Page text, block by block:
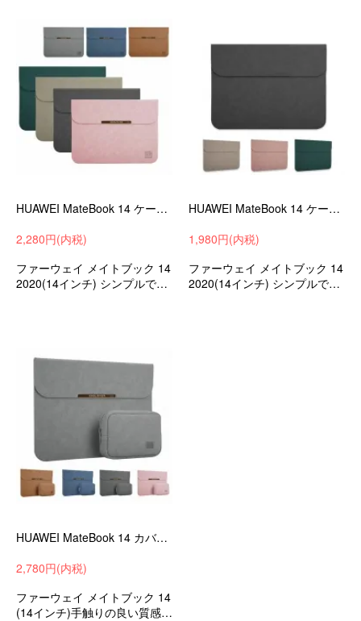
HUAWEI MateBook 14 ケース/カバー レザー ポーチ/カバン スリーブ レザー ファーウェイ メイトブック 14 ケース
2,280円(内税)
ファーウェイ メイトブック 14
2020(14インチ) シンプルでベ
HUAWEI MateBook 14 ケース/カバー レザー ポーチ/カバン スリーブ レザー ファーウェイ メイトブック 14 ケース
1,980円(内税)
ファーウェイ メイトブック 14
2020(14インチ) シンプルでベ
HUAWEI MateBook 14 カバー レザー 電源収納ポーチ付き セカンドバッグ型 ファーウェイ メイトブック 14 ケース
2,780円(内税)
ファーウェイ メイトブック 14
(14インチ)手触りの良い質感の